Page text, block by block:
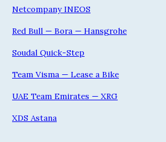
Netcompany INEOS
Red Bull — Bora — Hansgrohe
Soudal Quick-Step
Team Visma — Lease a Bike
UAE Team Emirates — XRG
XDS Astana